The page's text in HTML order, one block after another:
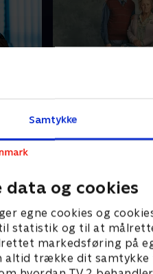
Samtykke
data og cookies
egne cookies og
til statistik og til at
markedsføring på
altid trække dit samtykke
en
og
Familien holdes i
banken og har
de plejer at hyre.
4. april 2022 • 29 min